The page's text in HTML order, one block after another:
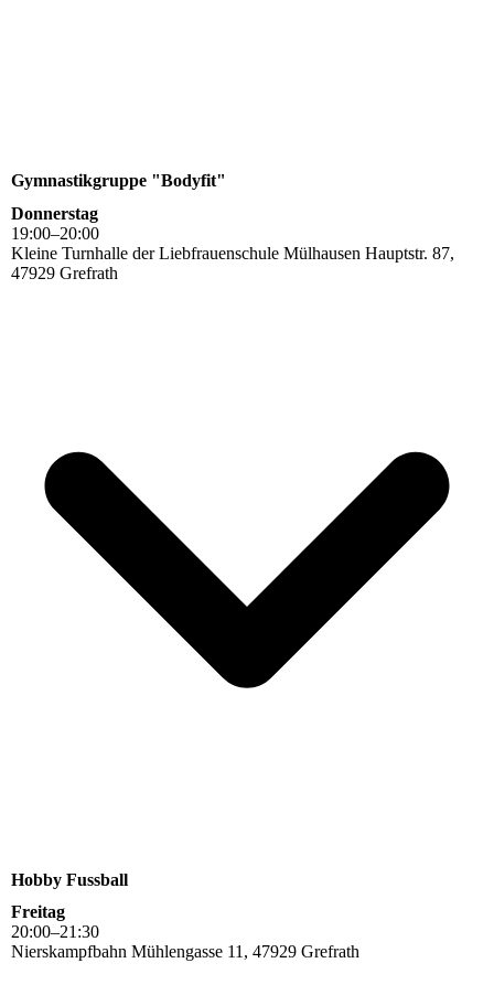
Gymnastikgruppe "Bodyfit"
Donnerstag
19:00–20:00
Kleine Turnhalle der Liebfrauenschule Mülhausen Hauptstr. 87,
47929 Grefrath
Hobby Fussball
Freitag
20:00–21 :30
Nierskampfbahn Mühlengasse 11, 47929 Grefrath